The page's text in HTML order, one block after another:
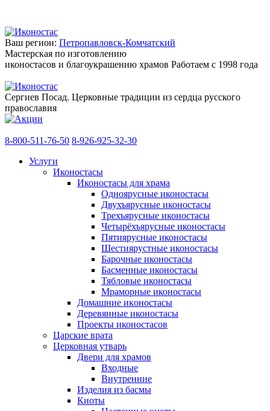
Ваш регион: Петропавловск-Комчатский
Мастерская по изготовлению
иконостасов и благоукрашению храмов Работаем с 1998 года
Сергиев Посад. Церковные традиции из сердца русского
православия
8-800-511-76-50 8-926-925-32-30
Услуги
Иконостасы
Иконостасы для храма
Одноярусные иконостасы
Двухъярусные иконостасы
Трехъярусные иконостасы
Четырёхъярусные иконостасы
Пятиярусные иконостасы
Шестиярустные иконостасы
Барочные иконостасы
Басменные иконостасы
Тябловые иконостасы
Мраморные иконостасы
Дoмaшниe икoнoстaсы
Деревянные иконостасы
Проекты иконостасов
Царские врата
Церковная утварь
Двери для храмов
Входные
Внутренние
Изделия из басмы
Киоты